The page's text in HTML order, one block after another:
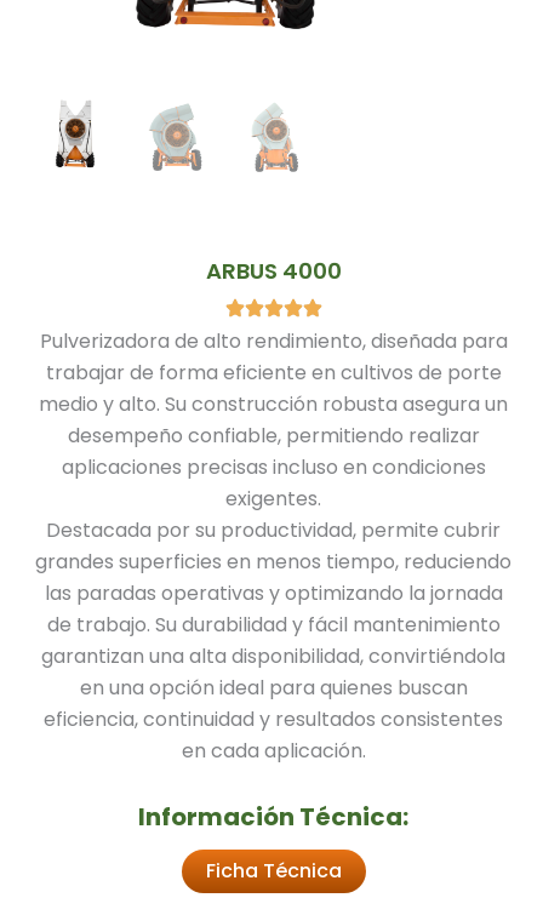
ARBUS 4000
Pulverizadora de alto rendimiento, diseñada para
trabajar de forma eficiente en cultivos de porte
medio y alto. Su construcción robusta asegura un
desempeño confiable, permitiendo realizar
aplicaciones precisas incluso en condiciones
exigentes.
Destacada por su productividad, permite cubrir
grandes superficies en menos tiempo, reduciendo
las paradas operativas y optimizando la jornada
de trabajo. Su durabilidad y fácil mantenimiento
garantizan una alta disponibilidad, convirtiéndola
en una opción ideal para quienes buscan
eficiencia, continuidad y resultados consistentes
en cada aplicación.
Información Técnica:
Ficha Técnica